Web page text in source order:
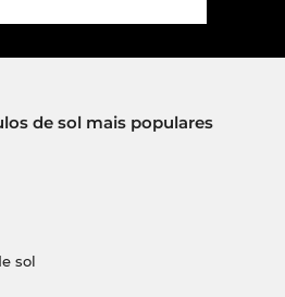
de sol mais populares
sol